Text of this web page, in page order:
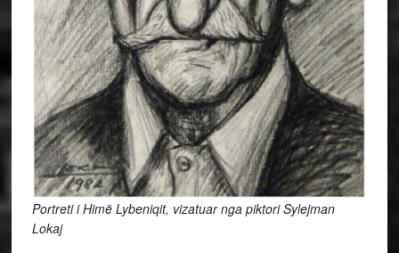
Portreti i Himë Lybeniqit, vizatuar nga piktori Sylejman
Lokaj